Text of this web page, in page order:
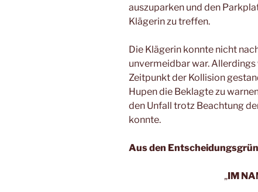
auszuparken und den
Klägerin zu treffen.
Die Klägerin konnte nicht
unvermeidbar war.
Zeitpunkt der Kollision
Hupen die Beklagte zu
den Unfall trotz Beachtung
konnte.
Aus den
„IM